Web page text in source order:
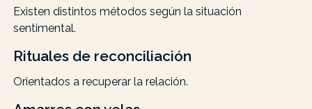
Existen distintos métodos según la situación
sentimental.
Rituales de reconciliación
Orientados a recuperar la relación.